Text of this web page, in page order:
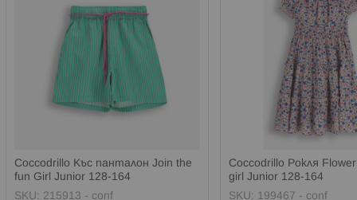
Coccodrillo Къс панталон Join the
fun Girl Junior 128-164
SKU: 215913 - conf
Coccodrillo Рокля
girl Junior 128-164
SKU: 199467 - conf